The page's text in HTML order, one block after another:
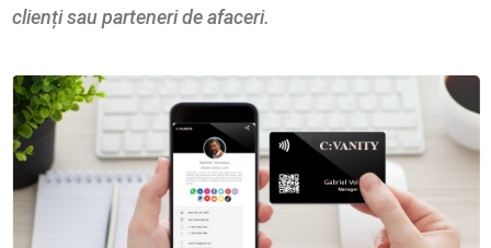
clienți sau parteneri de afaceri.